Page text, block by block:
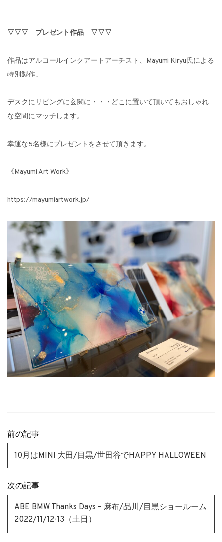
▽▽▽ プレゼント作品 ▽▽▽
作品はアルコールインクアートアーチスト、Mayumi Kiryu氏による
特別製作。
デスクにリビングに玄関に・・・どこに置いて頂いてもおしゃれ
な空間にマッチします。
幸運な5名様にプレゼントをさせて頂きます。
《Mayumi Art Work》
https://mayumiartwork.jp/
前の記事
10月はMINI 大田/目黒/世田谷でHAPPY HALLOWEEN
次の記事
ABE BMW Thanks Days – 麻布/品川/目黒ショールーム
2022/11/12-13（土日）